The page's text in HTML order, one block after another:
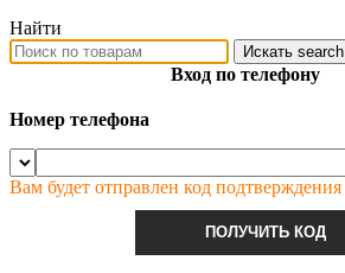
Найти
Искать search
Вход по телефону
Номер телефона
Вам будет отправлен код подтверждения
ПОЛУЧИТЬ КОД